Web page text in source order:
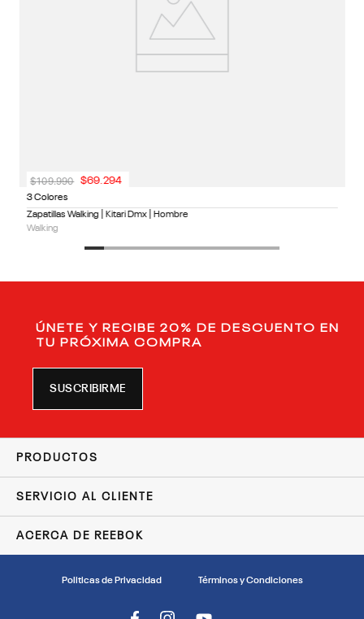
3 Colores
Zapatillas Walking | Kitari Dmx | Hombre
Walking
$109.990 $69.294
ÚNETE Y RECIBE 20% DE DESCUENTO EN
TU PRÓXIMA COMPRA
SUSCRIBIRME
PRODUCTOS
SERVICIO AL CLIENTE
ACERCA DE REEBOK
Politicas de Privacidad Términos y Condiciones